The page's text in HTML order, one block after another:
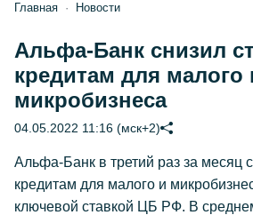
Главная Новости
Альфа-Банк снизил
кредитам для малого
микробизнеса
04.05.2022 11:16 (мск+2)
Альфа-Банк в третий раз за месяц
кредитам для малого и
ключевой ставкой ЦБ РФ. В